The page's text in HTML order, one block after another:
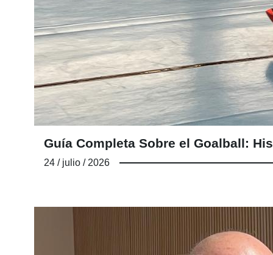
Guía Completa Sobre el Goalball:
24 / julio / 2026